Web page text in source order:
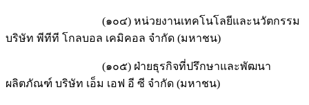
(๑๐๔) หน่วยงานเทคโนโลยีและนวัตกรรม
บริษัท พีทีที โกลบอล เคมิคอล จำกัด (มหาชน)
(๑๐๕) ฝ่ายธุรกิจที่ปรึกษาและพัฒนา
ผลิตภัณฑ์ บริษัท เอ็ม เอฟ อี ซี จำกัด (มหาชน)